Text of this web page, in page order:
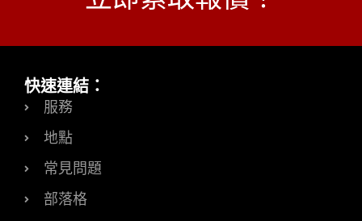
快速連結：
服務
地點
常見問題
部落格